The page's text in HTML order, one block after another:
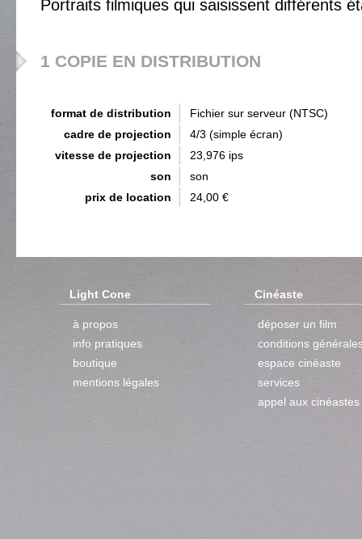
Portraits filmiques qui saisissent différents
1 COPIE EN DISTRIBUTION
format de distribution
Fichier sur serveur (NTSC)
cadre de projection
4/3 (simple écran)
vitesse de projection
23,976 ips
son
son
prix de location
24,00 €
Light Cone
à propos
info pratiques
boutique
mentions légales
Cinéaste
déposer un film
conditions
espace cinéaste
services
appel aux cinéastes